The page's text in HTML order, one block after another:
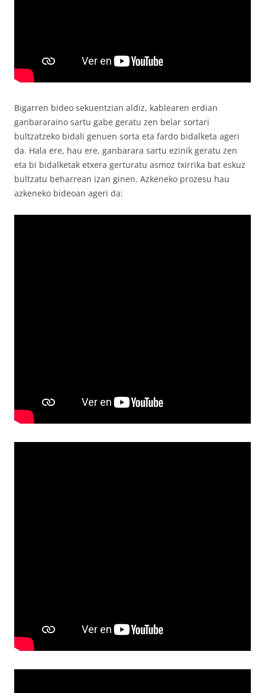
Bigarren bideo sekuentzian aldiz, kablearen erdian
ganbararaino sartu gabe geratu zen belar sortari
bultzatzeko bidali genuen sorta eta fardo bidalketa ageri
da. Hala ere, hau ere, ganbarara sartu ezinik geratu zen
eta bi bidalketak etxera gerturatu asmoz txirrika bat eskuz
bultzatu beharrean izan ginen. Azkeneko prozesu hau
azkeneko bideoan ageri da: